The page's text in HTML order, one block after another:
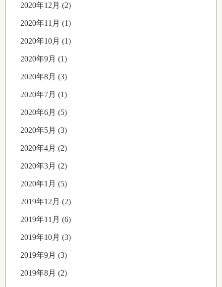
2020年12月 (2)
2020年11月 (1)
2020年10月 (1)
2020年9月 (1)
2020年8月 (3)
2020年7月 (1)
2020年6月 (5)
2020年5月 (3)
2020年4月 (2)
2020年3月 (2)
2020年1月 (5)
2019年12月 (2)
2019年11月 (6)
2019年10月 (3)
2019年9月 (3)
2019年8月 (2)